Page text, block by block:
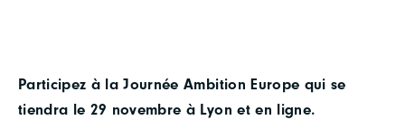
Participez à la Journée Ambition Europe qui se
tiendra le 29 novembre à Lyon et en ligne.